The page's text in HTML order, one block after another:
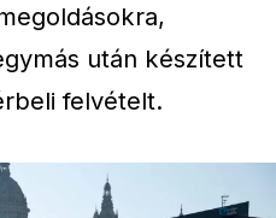
után készített
felvételt.